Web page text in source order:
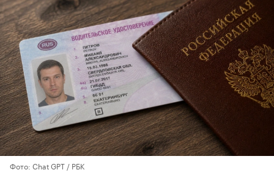
Фото: Chat GPT / РБК